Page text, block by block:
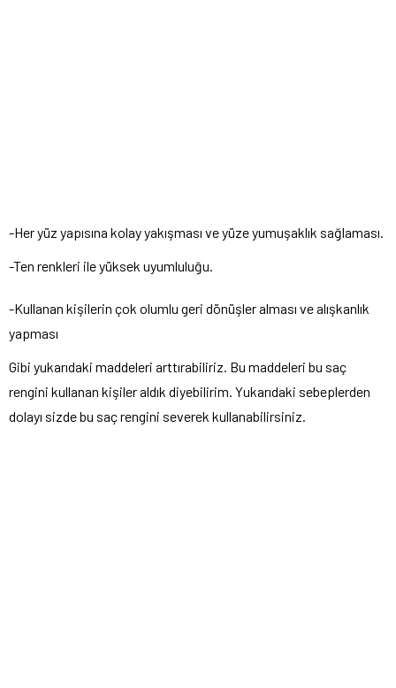
-Her yüz yapısına kolay yakışması ve yüze yumuşaklık sağlaması.
-Ten renkleri ile yüksek uyumluluğu.
-Kullanan kişilerin çok olumlu geri dönüşler alması ve alışkanlık
yapması
Gibi yukarıdaki maddeleri arttırabiliriz. Bu maddeleri bu saç
rengini kullanan kişiler aldık diyebilirim. Yukarıdaki sebeplerden
dolayı sizde bu saç rengini severek kullanabilirsiniz.